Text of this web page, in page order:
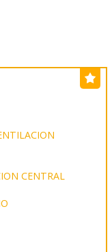
CENTRAL